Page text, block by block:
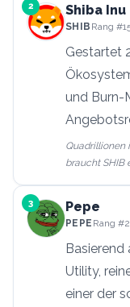
2 Shiba Inu
SHIB Rang
Gestartet
und Burn-
Quadrillionen
braucht SHIB
3 Pepe
PEPE Rang
Basierend
Utility,
einer der